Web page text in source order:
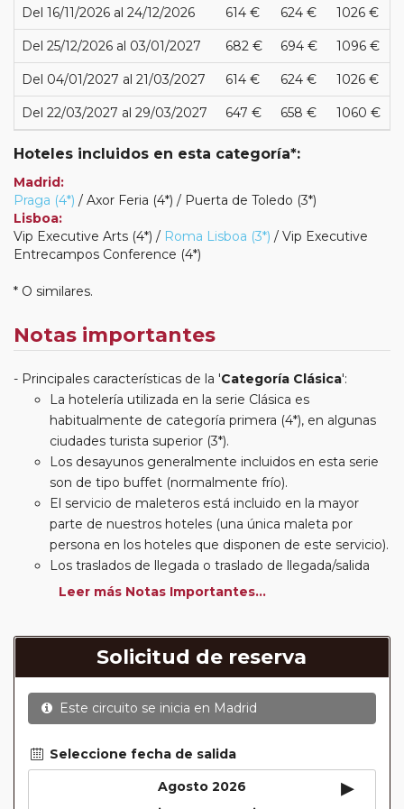
Del 16/11/2026 al 24/12/2026 614 € 624 € 1026 €
Del 25/12/2026 al 03/01/2027 682 € 694 € 1096 €
Del 04/01/2027 al 21/03/2027 614 € 624 € 1026 €
Del 22/03/2027 al 29/03/2027 647 € 658 € 1060 €
Hoteles incluidos en esta categoría*:
Madrid:
Praga (4*) / Axor Feria (4*) / Puerta de Toledo (3*)
Lisboa:
Vip Executive Arts (4*) / Roma Lisboa (3*) / Vip Executive
Entrecampos Conference (4*)
* O similares.
Notas importantes
Principales características de la 'Categoría Clásica':
La hotelería utilizada en la serie Clásica es
habitualmente de categoría primera (4*), en algunas
ciudades turista superior (3*).
Los desayunos generalmente incluidos en esta serie
son de tipo buffet (normalmente frío).
El servicio de maleteros está incluido en la mayor
parte de nuestros hoteles (una única maleta por
persona en los hoteles que disponen de este servicio).
Los traslados de llegada o traslado de llegada/salida
estarán incluidos según itinerario.
suplemento de media pensión (incluirá un número de
almuerzos o cenas señalado en su itinerario).
En muchos itinerarios le incluimos algunas cenas. En
circuitos clásicos Europeos normalmente las entradas
mientras que en viajes regionales y otros viajes
incluimos muchas de las entradas. En todos los
circuitos incluimos visitas con guías locales en las
Leer más Notas Importantes...
Solicitud de reserva
Este circuito se inicia en Madrid
Seleccione fecha de salida
Agosto 2026
▸